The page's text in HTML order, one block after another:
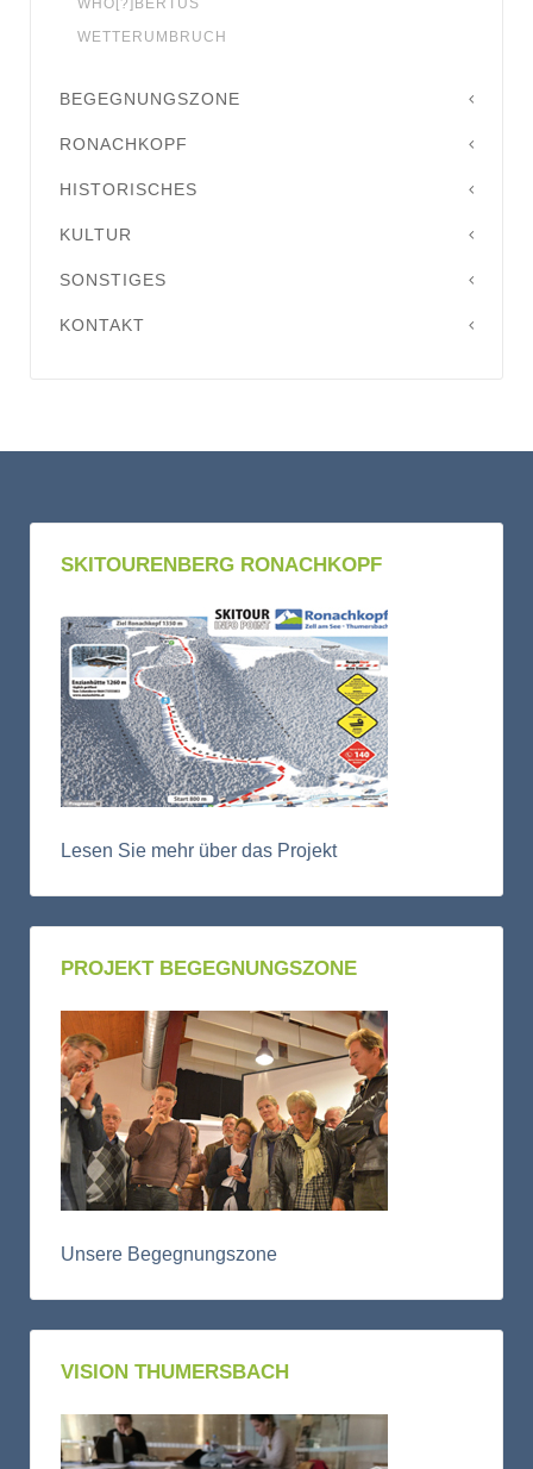
WHO[?]BERTUS
WETTERUMBRUCH
BEGEGNUNGSZONE
RONACHKOPF
HISTORISCHES
KULTUR
SONSTIGES
KONTAKT
SKITOURENBERG RONACHKOPF
Lesen Sie mehr über das Projekt
PROJEKT BEGEGNUNGSZONE
Unsere Begegnungszone
VISION THUMERSBACH